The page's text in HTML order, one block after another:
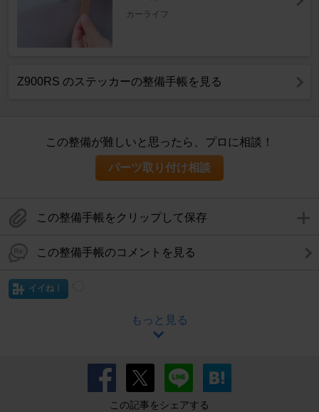
カーライフ
Z900RS のステッカーの整備手帳を見る
この整備が難しいと思ったら、プロに相談！
パーツ取り付け相談
この整備手帳をクリップして保存
この整備手帳のコメントを見る
イイね！
もっと見る
この記事をシェアする